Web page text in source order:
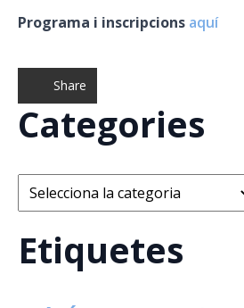
Programa i inscripcions aquí
Share
Categories
Categories
Etiquetes